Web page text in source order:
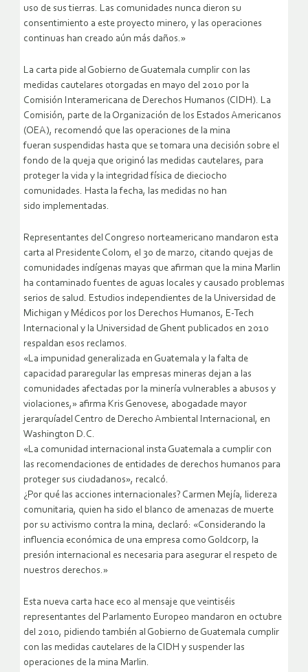
uso de sus tierras. Las comunidades nunca dieron su
consentimiento a este proyecto minero, y las operaciones
continuas han creado aún más daños.»
La carta pide al Gobierno de Guatemala cumplir con las
medidas cautelares otorgadas en mayo del 2010 por la
Comisión Interamericana de Derechos Humanos (CIDH). La
Comisión, parte de la Organización de los Estados Americanos
(OEA), recomendó que las operaciones de la mina
fueran suspendidas hasta que se tomara una decisión sobre el
fondo de la queja que originó las medidas cautelares, para
proteger la vida y la integridad física de dieciocho
comunidades. Hasta la fecha, las medidas no han
sido implementadas.
Representantes del Congreso norteamericano mandaron esta
carta al Presidente Colom, el 30 de marzo, citando quejas de
comunidades indígenas mayas que afirman que la mina Marlin
ha contaminado fuentes de aguas locales y causado problemas
serios de salud. Estudios independientes de la Universidad de
Michigan y Médicos por los Derechos Humanos, E-Tech
Internacional y la Universidad de Ghent publicados en 2010
respaldan esos reclamos.
«La impunidad generalizada en Guatemala y la falta de
capacidad pararegular las empresas mineras dejan a las
comunidades afectadas por la minería vulnerables a abusos y
violaciones,» afirma Kris Genovese, abogadade mayor
jerarquíadel Centro de Derecho Ambiental Internacional, en
Washington D.C.
«La comunidad internacional insta Guatemala a cumplir con
las recomendaciones de entidades de derechos humanos para
proteger sus ciudadanos», recalcó.
¿Por qué las acciones internacionales? Carmen Mejía, lidereza
comunitaria, quien ha sido el blanco de amenazas de muerte
por su activismo contra la mina, declaró: «Considerando la
influencia económica de una empresa como Goldcorp, la
presión internacional es necesaria para asegurar el respeto de
nuestros derechos.»
Esta nueva carta hace eco al mensaje que veintiséis
representantes del Parlamento Europeo mandaron en octubre
del 2010, pidiendo también al Gobierno de Guatemala cumplir
con las medidas cautelares de la CIDH y suspender las
operaciones de la mina Marlin.